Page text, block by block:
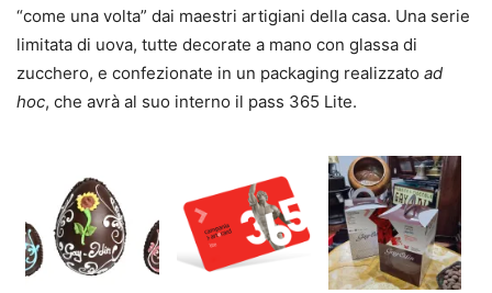
“come una volta” dai maestri artigiani della casa. Una serie
limitata di uova, tutte decorate a mano con glassa di
zucchero, e confezionate in un packaging realizzato ad
hoc, che avrà al suo interno il pass 365 Lite.